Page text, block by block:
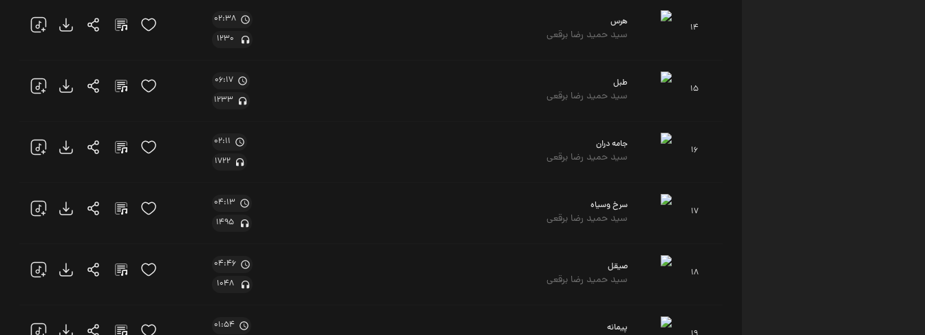
14 هرس
سید حمید رضا برقعی
02:38
1230
15 طبل
سید حمید رضا برقعی
06:17
1233
16 جامه دران
سید حمید رضا برقعی
02:11
1722
17 سرخ وسیاه
سید حمید رضا برقعی
04:13
1495
18 صیقل
سید حمید رضا برقعی
04:46
1048
پیمانه 01:54